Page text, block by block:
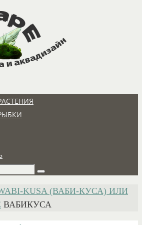
Поиск
KUSA (ВАБИ-КУСА) ИЛИ
ВАБИКУСА